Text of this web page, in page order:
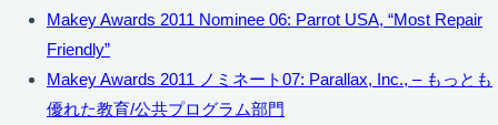
Makey Awards 2011 Nominee 06: Parrot USA, “Most Repair
Friendly”
Makey Awards 2011 ノミネート07: Parallax, Inc., – もっとも
優れた教育/公共プログラム部門